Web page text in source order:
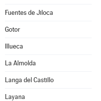
Fuentes de Jiloca
Gotor
Illueca
La Almolda
Langa del Castillo
Layana